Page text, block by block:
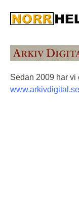
Sedan 2009 har vi
www.arkivdigital.se